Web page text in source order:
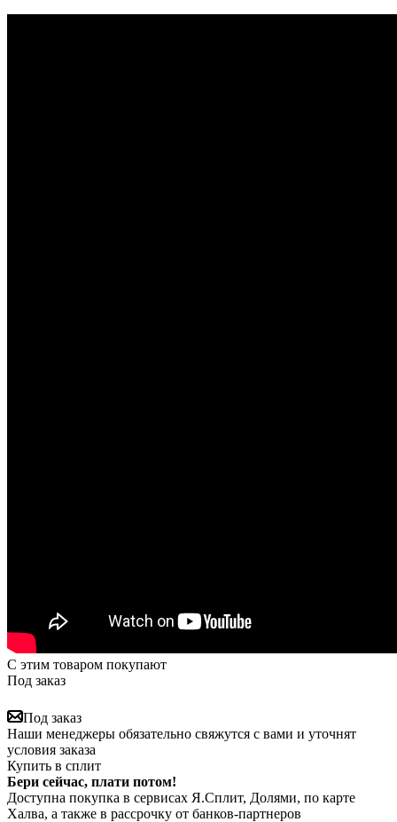
С этим товаром покупают
Под заказ
Под заказ
Наши менеджеры обязательно свяжутся с вами и уточнят
условия заказа
Купить в сплит
Бери сейчас, плати потом!
Доступна покупка в сервисах Я.Сплит, Долями, по карте
Халва, а также в рассрочку от банков-партнеров